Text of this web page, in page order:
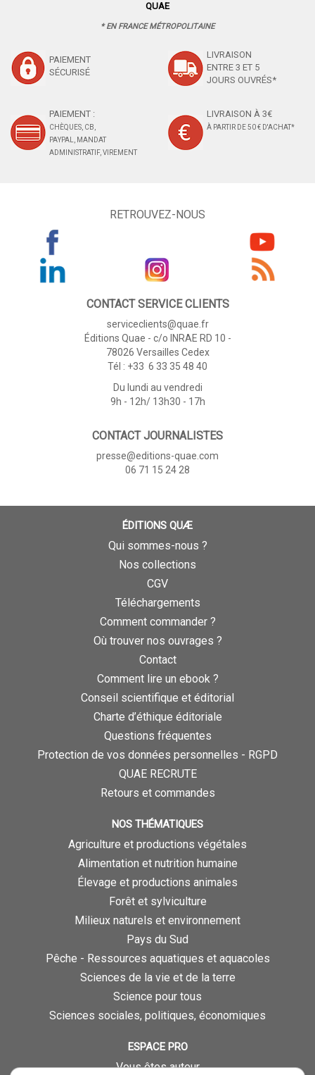
QUAE
* EN FRANCE MÉTROPOLITAINE
PAIEMENT
SÉCURISÉ
LIVRAISON
ENTRE 3 ET 5
JOURS OUVRÉS*
PAIEMENT :
CHÈQUES, CB,
PAYPAL, MANDAT
ADMINISTRATIF, VIREMENT
LIVRAISON À 3€
À PARTIR DE 50 € D'ACHAT*
RETROUVEZ-NOUS
CONTACT SERVICE CLIENTS
serviceclients@quae.fr
Éditions Quae - c/o INRAE RD 10 -
78026 Versailles Cedex
Tél : +33 6 33 35 48 40
Du lundi au vendredi
9h - 12h/ 13h30 - 17h
CONTACT JOURNALISTES
presse@editions-quae.com
06 71 15 24 28
ÉDITIONS QUÆ
Qui sommes-nous ?
Nos collections
CGV
Téléchargements
Comment commander ?
Où trouver nos ouvrages ?
Contact
Comment lire un ebook ?
Conseil scientifique et éditorial
Charte d’éthique éditoriale
Questions fréquentes
Protection de vos données personnelles - RGPD
QUAE RECRUTE
Retours et commandes
NOS THÉMATIQUES
Agriculture et productions végétales
Alimentation et nutrition humaine
Élevage et productions animales
Forêt et sylviculture
Milieux naturels et environnement
Pays du Sud
Pêche - Ressources aquatiques et aquacoles
Sciences de la vie et de la terre
Science pour tous
Sciences sociales, politiques, économiques
ESPACE PRO
Vous êtes auteur